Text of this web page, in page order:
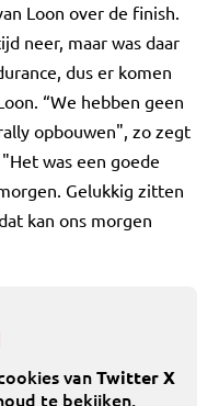
Loon over de finish.
neer, maar was daar
dus er komen
“We hebben geen
opbouwen", zo zegt
was een goede
Gelukkig zitten
kan ons morgen
vanTwitter X
te bekijken.